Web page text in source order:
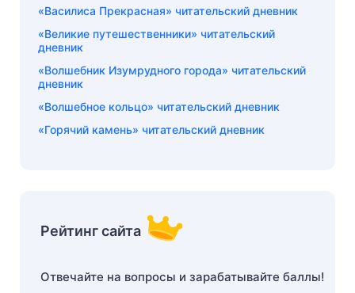
«Василиса Прекрасная» читательский дневник
«Великие путешественники» читательский
дневник
«Волшебник Изумрудного города» читательский
дневник
«Волшебное кольцо» читательский дневник
«Горячий камень» читательский дневник
Рейтинг сайта
Отвечайте на вопросы и зарабатывайте баллы!